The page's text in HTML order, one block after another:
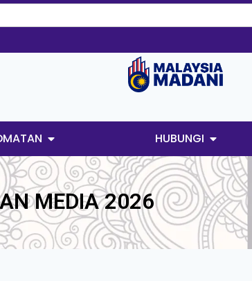
HUBUNGI
MEDIA 2026